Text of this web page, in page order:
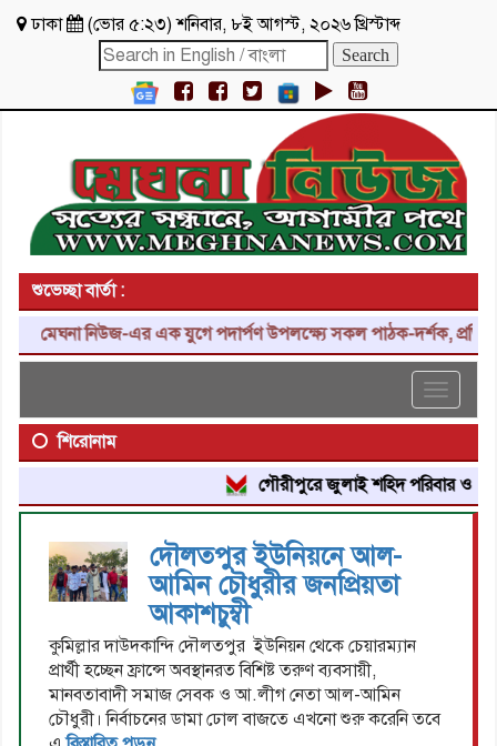
ঢাকা (ভোর ৫:২৩)শনিবার, ৮ই আগস্ট, ২০২৬ খ্রিস্টাব্দ
শুভেচ্ছা বার্তা :
মেঘনা নিউজ-এর এক যুগে পদার্পণ উপলক্ষ্যে সকল পাঠক-দর্শক,
Toggle
শিরোনাম
গৌরীপুরে জুলাই শহিদ পরিবার ও জুলাই
দৌলতপুর ইউনিয়নে আল-
আমিন চৌধুরীর জনপ্রিয়তা
আকাশচুম্বী
কুমিল্লার দাউদকান্দি দৌলতপুর ইউনিয়ন থেকে চেয়ারম্যান
প্রার্থী হচ্ছেন ফ্রান্সে অবস্থানরত বিশিষ্ট তরুণ ব্যবসায়ী,
মানবতাবাদী সমাজ সেবক ও আ.লীগ নেতা আল-আমিন
চৌধুরী। নির্বাচনের ডামা ঢোল বাজতে এখনো শুরু করেনি তবে